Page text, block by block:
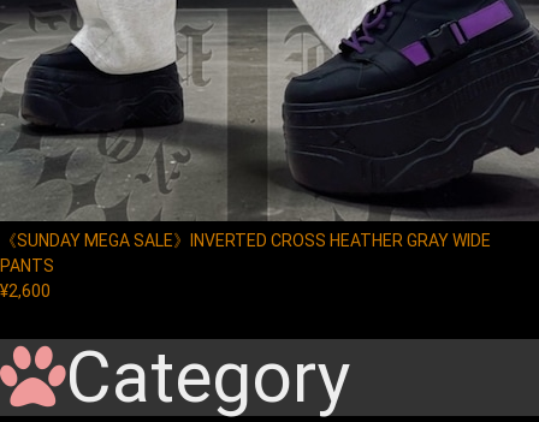
《SUNDAY MEGA SALE》INVERTED CROSS HEATHER GRAY WIDE
PANTS
¥2,600
Category